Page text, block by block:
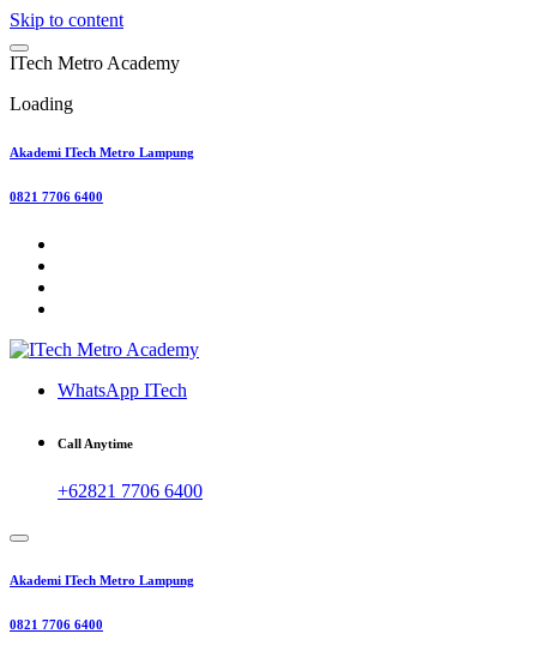
Skip to content
ITech Metro Academy
Loading
Akademi ITech Metro Lampung
0821 7706 6400
WhatsApp ITech
Call Anytime
+62821 7706 6400
Akademi ITech Metro Lampung
0821 7706 6400